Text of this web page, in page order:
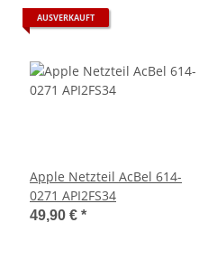
AUSVERKAUFT
Apple Netzteil AcBel 614-
0271 API2FS34
49,90 € *